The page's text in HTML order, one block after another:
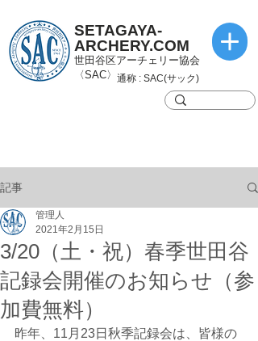
SETAGAYA-
ARCHERY.COM
世田谷区アーチェリー協会
〈SAC〉 通称 : SAC(サック)
記事
3/20（土・祝）春季世田谷
記録会開催のお知らせ（参
加費無料）
管理人
2021年2月15日
昨年、11月23日秋季記録会は、皆様の